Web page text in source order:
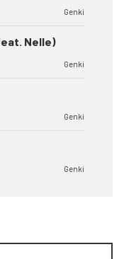
Genki
Nelle)
Genki
Genki
Genki